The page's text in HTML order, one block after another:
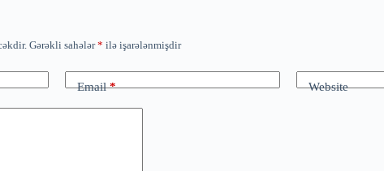
Gərəkli sahələr* ilə işarələnmişdir
Email* Website